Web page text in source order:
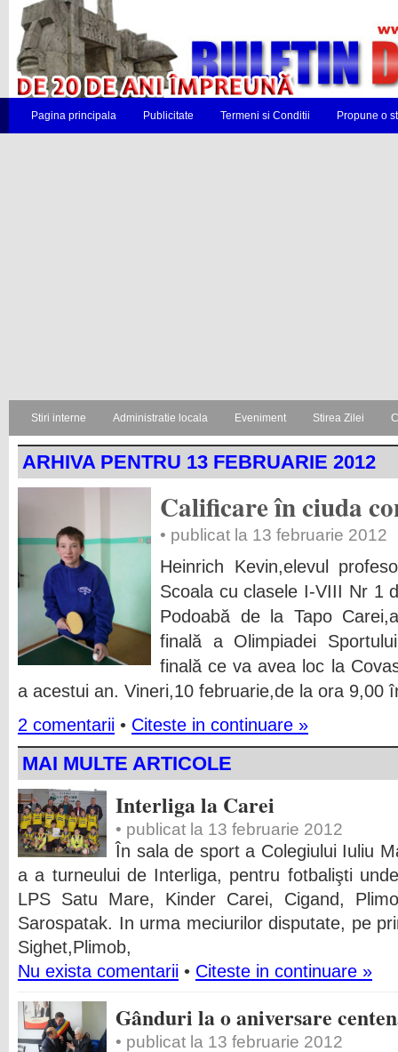
Pagina principala Publicitate Termeni si Conditii Propune o
Stiri interne Administratie locala Eveniment Stirea Zilei
ARHIVA PENTRU 13 FEBRUARIE 2012
Calificare în ciuda
• publicat la 13 februarie 2012
Heinrich Kevin,elevul
Scoala cu clasele I-VIII Nr 1
Podoabă de la Tapo
finală a Olimpiadei
finală ce va avea loc la
a acestui an. Vineri,10 februarie,de la ora 9,00
2 comentarii • Citeste in continuare »
MAI MULTE ARTICOLE
Interliga la Carei
• publicat la 13 februarie 2012
În sala de sport a Colegiului Iuliu
a a turneului de Interliga, pentru fotbalişti
LPS Satu Mare, Kinder Carei, Cigand,
Sarospatak. In urma meciurilor disputate, pe
Sighet,Plimob,
Nu exista comentarii • Citeste in continuare »
Gânduri la o aniversare
• publicat la 13 februarie 2012